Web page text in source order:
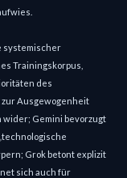
systemischer
Trainingskorpus,
des
Ausgewogenheit
Gemini bevorzugt
Grok betont explizit
sich auch für